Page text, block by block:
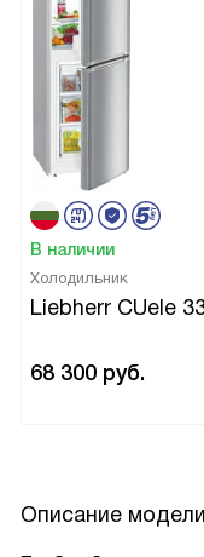
В наличии
Холодильник
Liebherr CUele
68 300 руб.
Описание модели